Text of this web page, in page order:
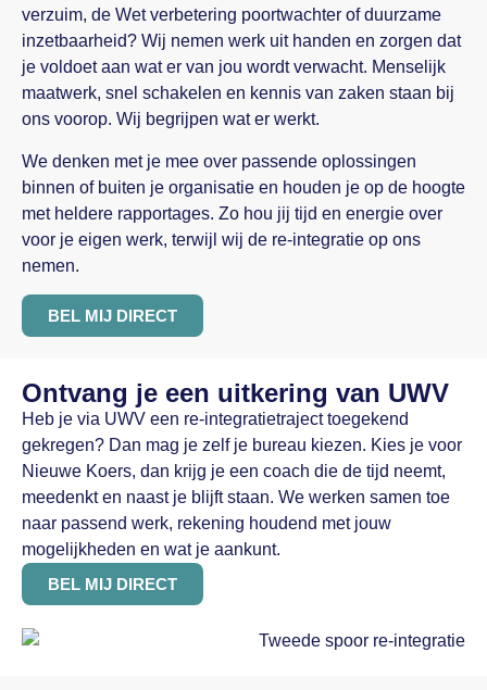
verzuim, de Wet verbetering poortwachter of duurzame
inzetbaarheid? Wij nemen werk uit handen en zorgen dat
je voldoet aan wat er van jou wordt verwacht. Menselijk
maatwerk, snel schakelen en kennis van zaken staan bij
ons voorop. Wij begrijpen wat er werkt.
We denken met je mee over passende oplossingen
binnen of buiten je organisatie en houden je op de hoogte
met heldere rapportages. Zo hou jij tijd en energie over
voor je eigen werk, terwijl wij de re-integratie op ons
nemen.
BEL MIJ DIRECT
Ontvang je een uitkering van UWV
Heb je via UWV een re-integratietraject toegekend
gekregen? Dan mag je zelf je bureau kiezen. Kies je voor
Nieuwe Koers, dan krijg je een coach die de tijd neemt,
meedenkt en naast je blijft staan. We werken samen toe
naar passend werk, rekening houdend met jouw
mogelijkheden en wat je aankunt.
BEL MIJ DIRECT